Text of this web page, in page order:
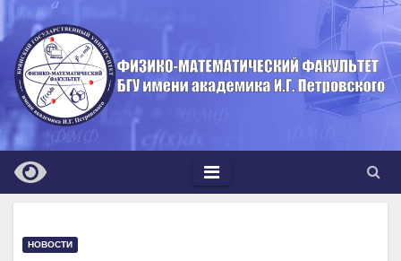
Перейти
к
содержимому
НОВОСТИ